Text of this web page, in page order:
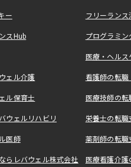
ー フリーラン
スHub プログラミ
医療・ヘル
ェル介護 看護師の転
ル保育士 医療技師の
ウェルリハビリ 栄養士の転
医師 薬剤師の転
らレバウェル株式会社 医療看護介